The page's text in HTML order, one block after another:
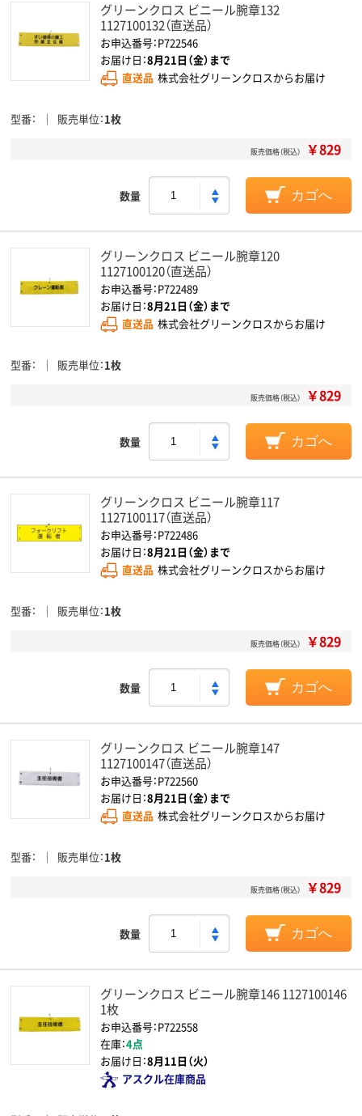
グリーンクロス ビニール腕章132
1127100132（直送品）
お申込番号：P722546
お届け日：8月21日（金）まで
直送品 株式会社グリーンクロスからお届け
型番 販売単位 1枚
販売価格（税込） ￥829
数量 カゴへ
グリーンクロス ビニール腕章120
1127100120（直送品）
お申込番号：P722489
お届け日：8月21日（金）まで
直送品 株式会社グリーンクロスからお届け
型番 販売単位 1枚
販売価格（税込） ￥829
数量 カゴへ
グリーンクロス ビニール腕章117
1127100117（直送品）
お申込番号：P722486
お届け日：8月21日（金）まで
直送品 株式会社グリーンクロスからお届け
型番 販売単位 1枚
販売価格（税込） ￥829
数量 カゴへ
グリーンクロス ビニール腕章147
1127100147（直送品）
お申込番号：P722560
お届け日：8月21日（金）まで
直送品 株式会社グリーンクロスからお届け
型番 販売単位 1枚
販売価格（税込） ￥829
数量 カゴへ
グリーンクロス ビニール腕章146 1127100146
1枚
お申込番号：P722558
在庫：4点
お届け日：8月11日（火）
アスクル在庫商品